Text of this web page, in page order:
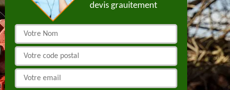
devis grauitement